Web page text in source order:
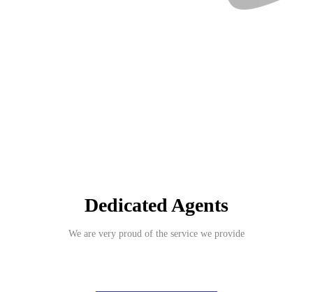
Dedicated Agents
We are very proud of the service we provide